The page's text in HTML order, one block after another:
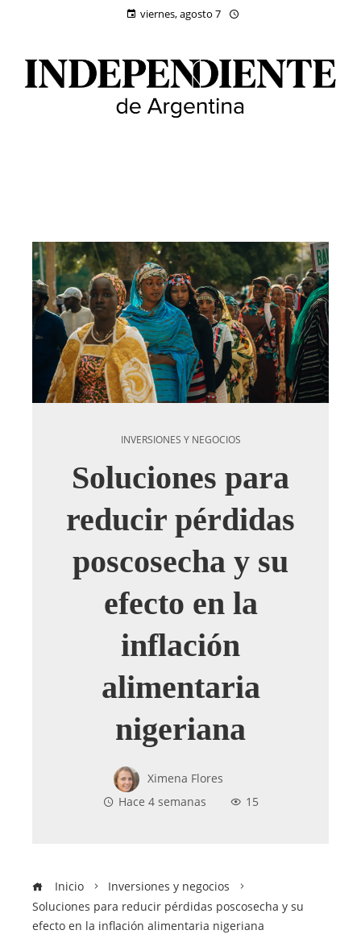
viernes, agosto 7
INVERSIONES Y NEGOCIOS
Soluciones para
reducir pérdidas
poscosecha y su
efecto en la
inflación
alimentaria
nigeriana
Ximena Flores
Hace 4 semanas
15
Inicio
Inversiones y negocios
Soluciones para reducir pérdidas poscosecha y su
efecto en la inflación alimentaria nigeriana